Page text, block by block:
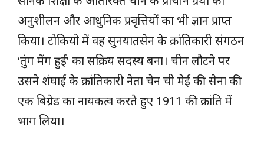
अनुशीलन और आधुनिक प्रवृत्तियों का भी ज्ञान प्राप्त
किया। टोकियो में वह सुनयातसेन के क्रांतिकारी संगठन
‘तुंग मेंग हुई’ का सक्रिय सदस्य बना। चीन लौटने पर
उसने शंघाई के क्रांतिकारी नेता चेन ची मेई की सेना की
एक बिग्रेड का नायकत्व करते हुए 1911 की क्रांति में
भाग लिया।